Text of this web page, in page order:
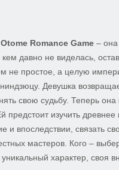
Romance Game –
кем давно не виделась,
не простое, а целую
Девушка
свою судьбу. Теперь она
изучить древнее
и впоследствии, связать
мастеров. Кого –
характер, своя